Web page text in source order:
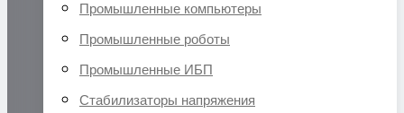
Промышленные компьютеры
Промышленные роботы
Промышленные ИБП
Стабилизаторы напряжения